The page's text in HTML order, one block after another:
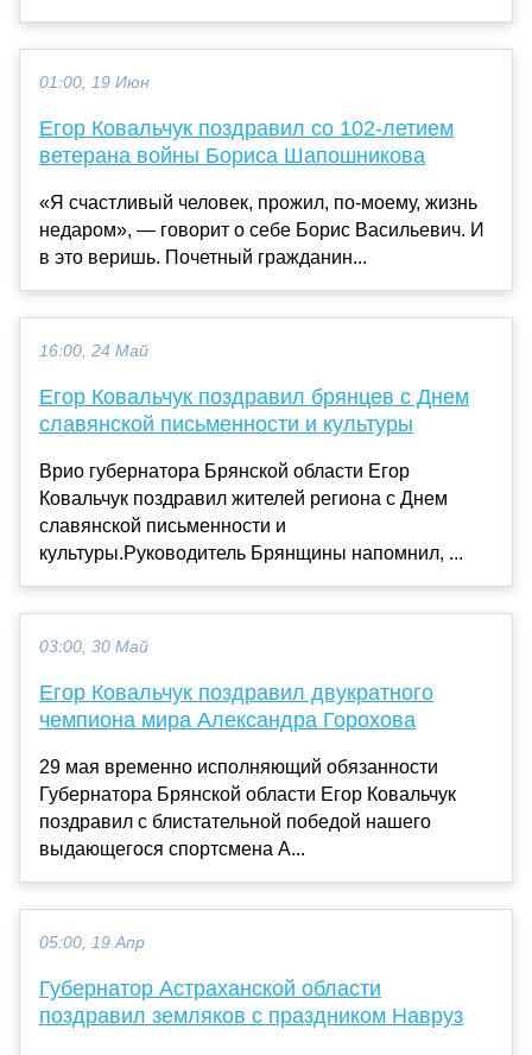
01:00, 19 Июн
Егор Ковальчук поздравил со 102-летием
ветерана войны Бориса Шапошникова
«Я счастливый человек, прожил, по-моему, жизнь
недаром», — говорит о себе Борис Васильевич. И
в это веришь. Почетный гражданин...
16:00, 24 Май
Егор Ковальчук поздравил брянцев с Днем
славянской письменности и культуры
Врио губернатора Брянской области Егор
Ковальчук поздравил жителей региона с Днем
славянской письменности и
культуры.Руководитель Брянщины напомнил, ...
03:00, 30 Май
Егор Ковальчук поздравил двукратного
чемпиона мира Александра Горохова
29 мая временно исполняющий обязанности
Губернатора Брянской области Егор Ковальчук
поздравил с блистательной победой нашего
выдающегося спортсмена А...
05:00, 19 Апр
Губернатор Астраханской области
поздравил земляков с праздником Навруз